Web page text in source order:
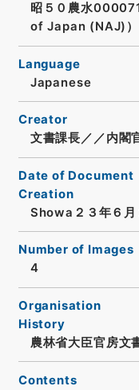
昭５０農水
of Japan (NAJ)）
Language
Japanese
Creator
文書課長／／内閣
Date of Document
Creation
Showa２３年６月
Number of Images
4
Organisation
History
農林省大臣官房文
Contents